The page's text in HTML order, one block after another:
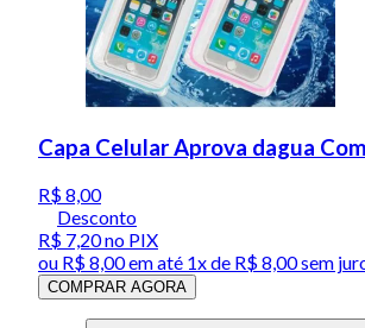
Capa Celular Aprova dagua
R$ 8,00
Desconto
R$ 7,20no PIX
ou R$ 8,00em até 1x de R$ 8,00sem
COMPRAR AGORA